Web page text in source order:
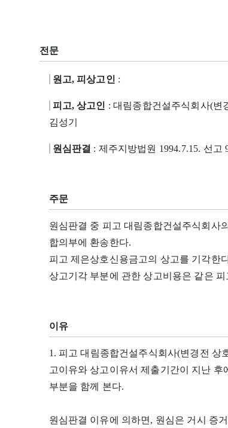
전문
원고, 피상고인 :
피고, 상고인 : 대림종합건설주식회사(변
김성기
원심판결 : 제주지방법원 1994.7.15. 선고
주문
원심판결 중 피고 대림종합건설주식회사
합의부에 환송한다.
피고 제은상호신용금고의 상고를 기각한
상고기각 부분에 관한 상고비용은 같은
이유
1. 피고 대림종합건설주식회사(변경전
고이유와 상고이유서 제출기간이 지난
부분을 함께 본다.
원심판결 이유에 의하면, 원심은 거시 증